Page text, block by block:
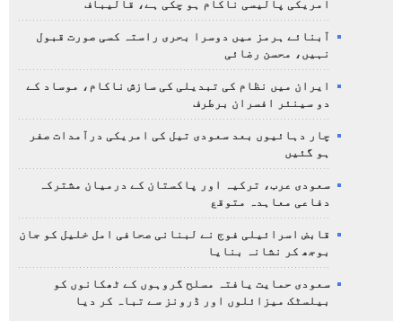
امریکی پالیسی ناکام ہو چکی ہے، قالیباف
آبنائے ہرمز میں دوسرا بحری راستہ کسی صورت قبول
نہیں، محسن رضائی
ایران میں نظام کی تبدیلی کی سازش ناکام، موساد کے
دو سینئر افسران برطرف
چار دہائیوں بعد سعودی تیل کی امریکی درآمدات صفر
ہو گئیں
سعودی عرب، ترکیہ اور پاکستان کے درمیان مشترکہ
دفاعی معاہدہ متوقع
قابض اسرائیلی فوج نے لبنانی صحافی امل خلیل کو جان
بوجھ کر نشانہ بنایا
سعودی حمایت یافتہ مسلح گروہوں کے ٹھکانوں کو
بیلسٹک میزائلوں اور ڈرونز سے تباہ کر دیا